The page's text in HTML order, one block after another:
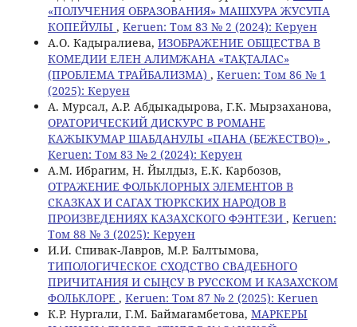
«ПОЛУЧЕНИЯ ОБРАЗОВАНИЯ» МАШХУРА ЖУСУПА
КОПЕЙУЛЫ , Keruen: Том 83 № 2 (2024): Керуен
А.О. Кадыралиева, ИЗОБРАЖЕНИЕ ОБЩЕСТВА В
КОМЕДИИ ЕЛЕН АЛИМЖАНА «ТАҚТАЛАС»
(ПРОБЛЕМА ТРАЙБАЛИЗМА) , Keruen: Том 86 № 1
(2025): Керуен
А. Мурсал, А.Р. Абдыкадырова, Г.К. Мырзаханова,
ОРАТОРИЧЕСКИЙ ДИСКУРС В РОМАНЕ
КАЖЫКУМАР ШАБДАНУЛЫ «ПАНА (БЕЖЕСТВО)» ,
Keruen: Том 83 № 2 (2024): Керуен
A.М. Ибрагим, Н. Йылдыз, Е.К. Карбозов,
ОТРАЖЕНИЕ ФОЛЬКЛОРНЫХ ЭЛЕМЕНТОВ В
СКАЗКАХ И САГАХ ТЮРКСКИХ НАРОДОВ В
ПРОИЗВЕДЕНИЯХ КАЗАХСКОГО ФЭНТЕЗИ , Keruen:
Том 88 № 3 (2025): Керуен
И.И. Спивак-Лавров, М.Р. Балтымова,
ТИПОЛОГИЧЕСКОЕ СХОДСТВО СВАДЕБНОГО
ПРИЧИТАНИЯ И СЫҢСУ В РУССКОМ И КАЗАХСКОМ
ФОЛЬКЛОРЕ , Keruen: Том 87 № 2 (2025): Keruen
К.Р. Нургали, Г.М. Баймагамбетова, МАРКЕРЫ